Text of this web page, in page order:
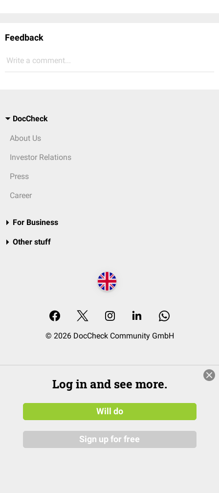
Feedback
Write a comment...
DocCheck
About Us
Investor Relations
Press
Career
For Business
Other stuff
© 2026 DocCheck Community GmbH
Log in and see more.
Will do
Sign up for free